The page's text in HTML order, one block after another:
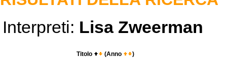
Interpreti: Lisa Zweerman
Titolo (Anno )